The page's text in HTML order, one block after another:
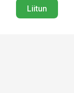
Liitun